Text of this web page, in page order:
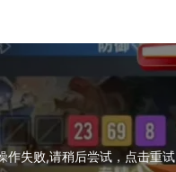
作失败,请稍后尝试，点击重试